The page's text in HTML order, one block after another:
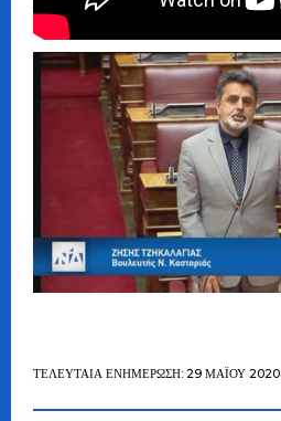
ΤΕΛΕΥΤΑΊΑ ΕΝΗΜΈΡΩΣΗ: 29 ΜΑΪ́ΟΥ 2020